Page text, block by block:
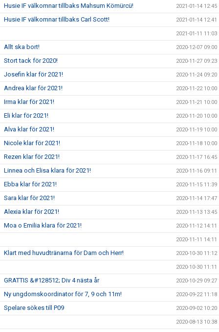
Husie IF välkomnar tillbaks Mahsum Kömürcü! 2021-01-14 12:45
Husie IF välkomnar tillbaks Carl Scott! 2021-01-14 12:41
2021-01-11 11:03
Allt ska bort! 2020-12-07 09:00
Stort tack för 2020! 2020-11-27 09:23
Josefin klar för 2021! 2020-11-24 09:20
Andrea klar för 2021! 2020-11-22 10:00
Irma klar för 2021! 2020-11-21 10:00
Eli klar för 2021! 2020-11-20 10:00
Alva klar för 2021! 2020-11-19 10:00
Nicole klar för 2021! 2020-11-18 10:00
Rezen klar för 2021! 2020-11-17 16:45
Linnea och Elisa klara för 2021! 2020-11-16 09:11
Ebba klar för 2021! 2020-11-15 11:39
Sara klar för 2021! 2020-11-14 17:47
Alexia klar för 2021! 2020-11-13 13:45
Moa o Emilia klara för 2021! 2020-11-12 14:11
2020-11-11 14:11
Klart med huvudtränarna för Dam och Herr! 2020-10-30 11:12
2020-10-30 11:11
GRATTIS &#128512; Div 4 nästa år 2020-10-29 09:27
Ny ungdomskoordinator för 7, 9 och 11m! 2020-09-22 11:18
Spelare sökes till P09 2020-09-02 10:20
2020-08-13 10:38